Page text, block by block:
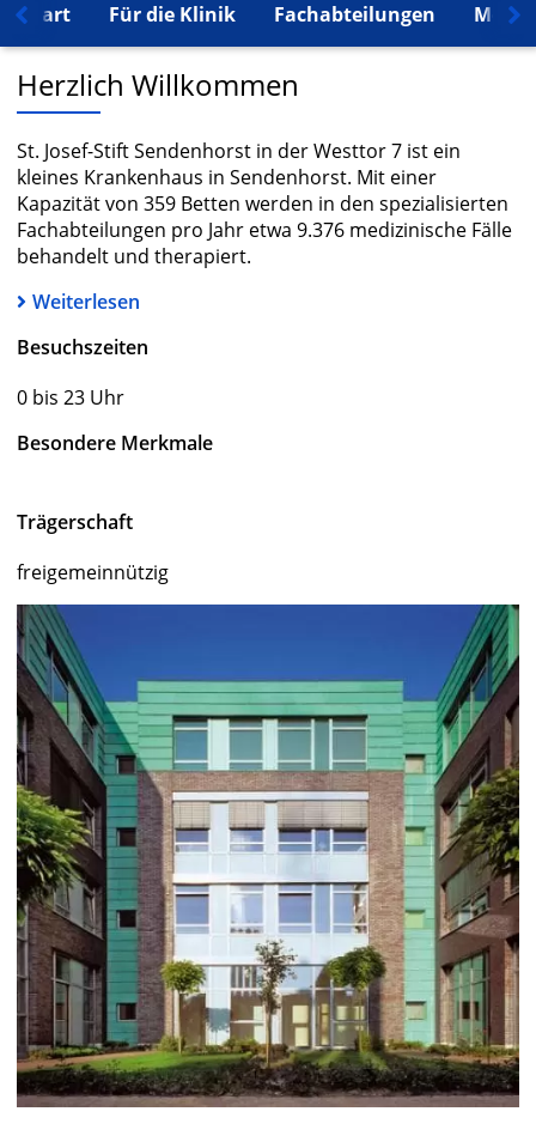
Start Für die Klinik Fachabteilungen Mehr
Herzlich Willkommen
St. Josef-Stift Sendenhorst in der Westtor 7 ist ein
kleines Krankenhaus in Sendenhorst. Mit einer
Kapazität von 359 Betten werden in den spezialisierten
Fachabteilungen pro Jahr etwa 9.376 medizinische Fälle
behandelt und therapiert.
Weiterlesen
Besuchszeiten
0 bis 23 Uhr
Besondere Merkmale
Trägerschaft
freigemeinnützig